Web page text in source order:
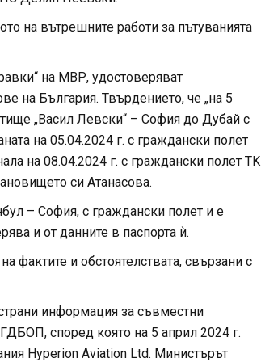
на вътрешните работи за пътуванията
на МВР, удостоверяват
на България. Твърдението, че „на 5
„Васил Левски“ – София до Дубай с
на 05.04.2024 г. с граждански полет
на 08.04.2024 г. с граждански полет TK
си Атанасова.
– София, с граждански полет и е
и от данните в паспорта ѝ.
фактите и обстоятелствата, свързани с
информация за съвместни
според която на 5 април 2024 г.
Hyperion Aviation Ltd. Министърът